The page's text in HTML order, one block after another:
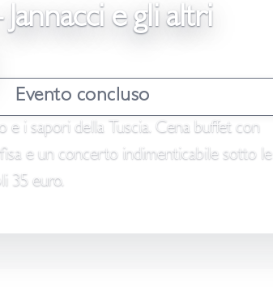
e gli altri
Evento concluso
e i sapori della Tuscia. Cena buffet con
e un concerto indimenticabile sotto le
35 euro.